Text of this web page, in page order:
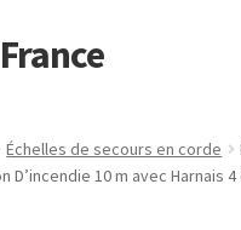
air
Échelles de secours en corde
D’incendie 10 m avec Harnais